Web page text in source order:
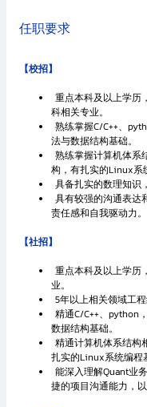
任职要求
【校招】
重点本科及以上学历
科相关专业。
熟练掌握C/C++、
法与数据结构基础。
熟练掌握计算机体系
构，有扎实的Linux系
具备扎实的数理知识
具有较强的沟通表达
责任感和自我驱动力。
【社招】
重点本科及以上学历
业。
5年以上相关领域工程
精通C/C++、python
数据结构基础。
精通计算机体系结构
扎实的Linux系统编程
能深入理解Quant业
捷的项目沟通能力，